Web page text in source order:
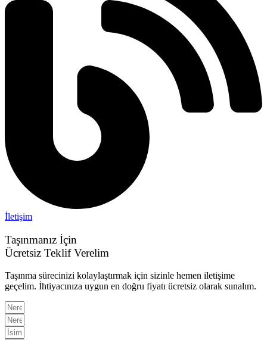
İletişim
Taşınmanız İçin
Ücretsiz Teklif Verelim
Taşınma sürecinizi kolaylaştırmak için sizinle hemen iletişime
geçelim. İhtiyacınıza uygun en doğru fiyatı ücretsiz olarak sunalım.